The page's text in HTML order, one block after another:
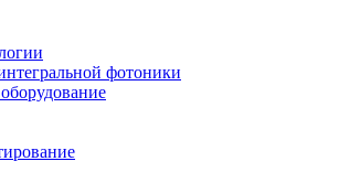
фотоники